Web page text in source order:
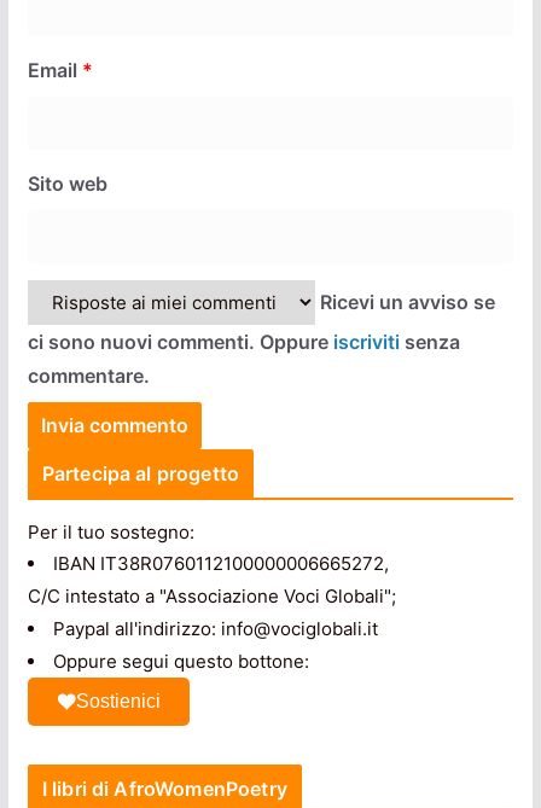
Email *
Sito web
Ricevi un avviso se
ci sono nuovi commenti. Oppure iscrivitisenza
commentare.
Partecipa al progetto
Per il tuo sostegno:
IBAN IT38R0760112100000006665272,
C/C intestato a "Associazione Voci Globali";
Paypal all'indirizzo: info@vociglobali.it
Oppure segui questo bottone:
Sostienici
I libri di AfroWomenPoetry